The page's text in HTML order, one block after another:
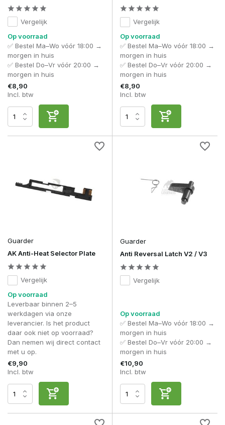
Vergelijk
Op voorraad
✅ Bestel Ma–Wo vóór 18:00 →
morgen in huis
✅ Bestel Do–Vr vóór 20:00 →
morgen in huis
€8,90
Incl. btw
Vergelijk
Op voorraad
✅ Bestel Ma–Wo vóór 18:00 →
morgen in huis
✅ Bestel Do–Vr vóór 20:00 →
morgen in huis
€8,90
Incl. btw
Guarder
AK Anti-Heat Selector Plate
Vergelijk
Op voorraad
Leverbaar binnen 2–5
werkdagen via onze
leverancier. Is het product
daar ook niet op voorraad?
Dan nemen wij direct contact
met u op.
€9,90
Incl. btw
Guarder
Anti Reversal Latch V2 / V3
Vergelijk
Op voorraad
✅ Bestel Ma–Wo vóór 18:00 →
morgen in huis
✅ Bestel Do–Vr vóór 20:00 →
morgen in huis
€10,90
Incl. btw